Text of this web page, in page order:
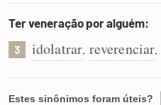
Conexões
Caça-palavras
Ter veneração por alguém:
3 idolatrar, reverenciar,
Estes sinônimos foram úteis?